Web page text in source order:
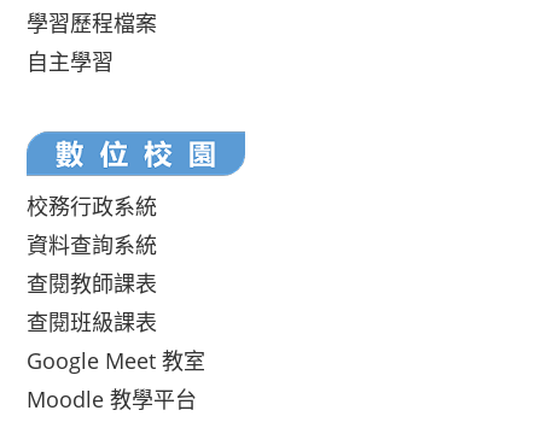
學習歷程檔案
自主學習
校務行政系統
資料查詢系統
查閱教師課表
查閱班級課表
Google Meet 教室
Moodle 教學平台